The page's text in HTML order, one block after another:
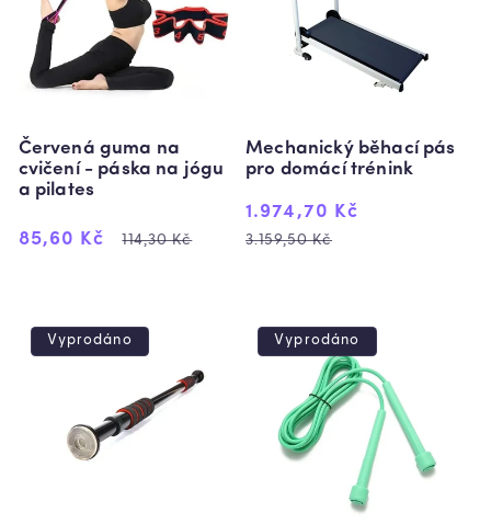
Červená guma na
cvičení - páska na jógu
a pilates
Výprodejová
85,60 Kč
Běžná
114,30 Kč
Mechanický běhací pás
pro domácí trénink
Výprodejová
cena
1.974,70 Kč
3.159,50 Kč
Vyprodáno Vyprodáno